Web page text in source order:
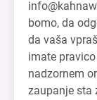
bomo, da
da vaša
imate
nadzornem
zaupanje sta